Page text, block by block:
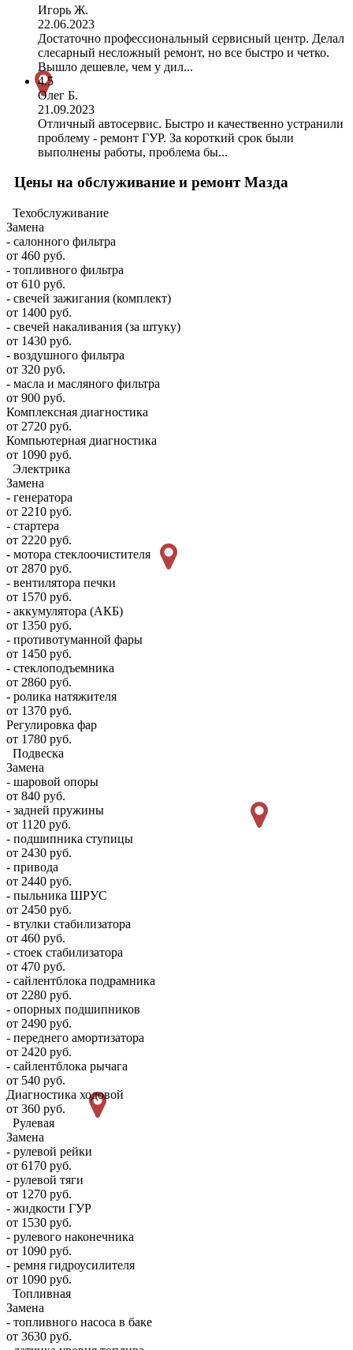
Игорь Ж.
22.06.2023
Достаточно профессиональный сервисный центр. Делал
слесарный несложный ремонт, но все быстро и четко.
Вышло дешевле, чем у дил...
4.5
Олег Б.
21.09.2023
Отличный автосервис. Быстро и качественно устранили
проблему - ремонт ГУР. За короткий срок были
выполнены работы, проблема бы...
Цены на обслуживание и ремонт Мазда
Техобслуживание
Замена
- салонного фильтра
от 460 руб.
- топливного фильтра
от 610 руб.
- свечей зажигания (комплект)
от 1400 руб.
- свечей накаливания (за штуку)
от 1430 руб.
- воздушного фильтра
от 320 руб.
- масла и масляного фильтра
от 900 руб.
Комплексная диагностика
от 2720 руб.
Компьютерная диагностика
от 1090 руб.
Электрика
Замена
- генератора
от 2210 руб.
- стартера
от 2220 руб.
- мотора стеклоочистителя
от 2870 руб.
- вентилятора печки
от 1570 руб.
- аккумулятора (АКБ)
от 1350 руб.
- противотуманной фары
от 1450 руб.
- стеклоподъемника
от 2860 руб.
- ролика натяжителя
от 1370 руб.
Регулировка фар
от 1780 руб.
Подвеска
Замена
- шаровой опоры
от 840 руб.
- задней пружины
от 1120 руб.
- подшипника ступицы
от 2430 руб.
- привода
от 2440 руб.
- пыльника ШРУС
от 2450 руб.
- втулки стабилизатора
от 460 руб.
- стоек стабилизатора
от 470 руб.
- сайлентблока подрамника
от 2280 руб.
- опорных подшипников
от 2490 руб.
- переднего амортизатора
от 2420 руб.
- сайлентблока рычага
от 540 руб.
Диагностика ходовой
от 360 руб.
Рулевая
Замена
- рулевой рейки
от 6170 руб.
- рулевой тяги
от 1270 руб.
- жидкости ГУР
от 1530 руб.
- рулевого наконечника
от 1090 руб.
- ремня гидроусилителя
от 1090 руб.
Топливная
Замена
- топливного насоса в баке
от 3630 руб.